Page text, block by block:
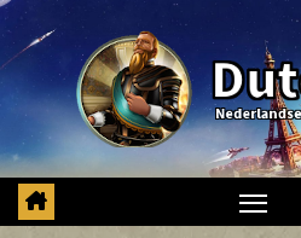
Ga
naar